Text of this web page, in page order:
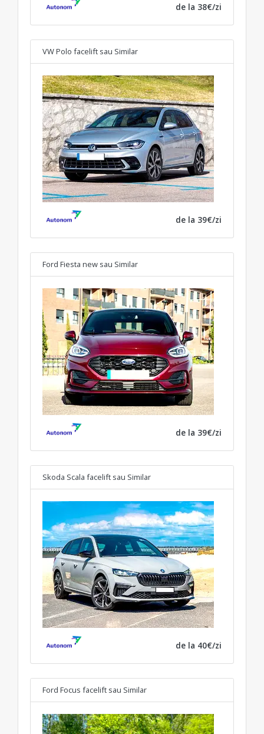
de la 38€/zi
VW Polo facelift sau Similar
de la 39€/zi
Ford Fiesta new sau Similar
de la 39€/zi
Skoda Scala facelift sau Similar
de la 40€/zi
Ford Focus facelift sau Similar